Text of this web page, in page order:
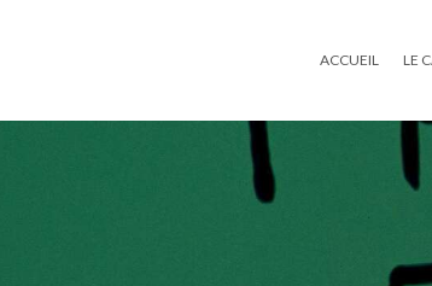
ACCUEIL LE